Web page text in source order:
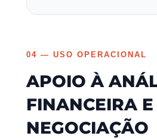
04 — USO OPERACIONAL
APOIO À
FINANCEIRA E
NEGOCIAÇÃO